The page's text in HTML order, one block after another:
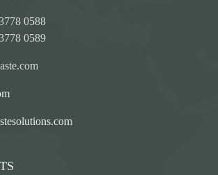
0588
0589